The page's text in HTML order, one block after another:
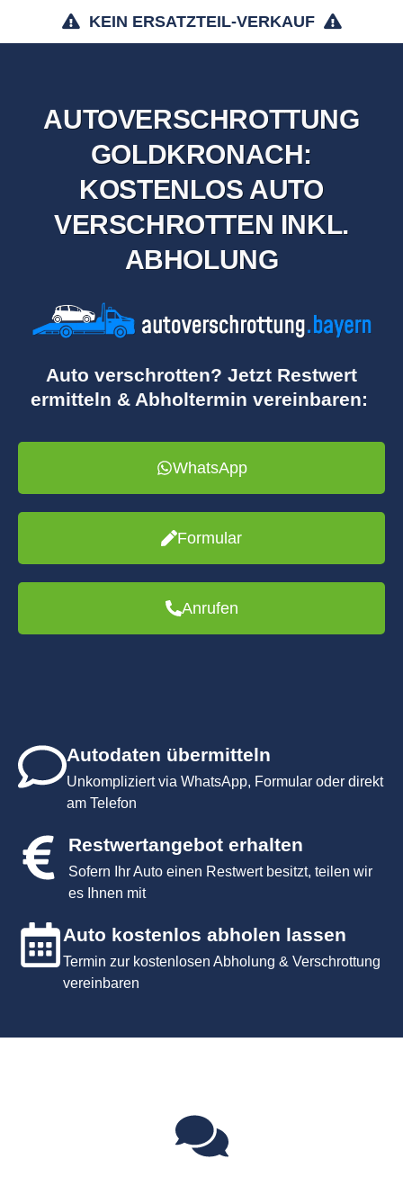
KEIN ERSATZTEIL-VERKAUF
AUTOVERSCHROTTUNG
GOLDKRONACH:
KOSTENLOS AUTO
VERSCHROTTEN INKL.
ABHOLUNG
Auto verschrotten? Jetzt Restwert
ermitteln & Abholtermin vereinbaren:
WhatsApp
Formular
Anrufen
Autodaten übermitteln
Unkompliziert via WhatsApp, Formular oder direkt
am Telefon
Restwertangebot erhalten
Sofern Ihr Auto einen Restwert besitzt, teilen wir
es Ihnen mit
Auto kostenlos abholen lassen
Termin zur kostenlosen Abholung & Verschrottung
vereinbaren